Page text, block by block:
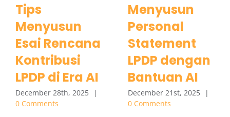
Tips
Menyusun
Esai Rencana
Kontribusi
LPDP di Era AI
December 28th, 2025
|
0 Comments
Menyusun
Personal
Statement
LPDP dengan
Bantuan AI
December 21st, 2025
|
0 Comments